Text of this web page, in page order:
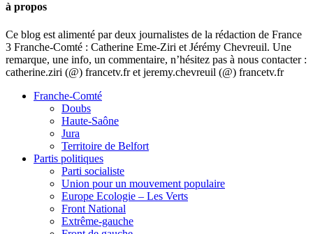
à propos
Ce blog est alimenté par deux journalistes de la rédaction de France
3 Franche-Comté : Catherine Eme-Ziri et Jérémy Chevreuil. Une
remarque, une info, un commentaire, n’hésitez pas à nous contacter :
catherine.ziri (@) francetv.fr et jeremy.chevreuil (@) francetv.fr
Franche-Comté
Doubs
Haute-Saône
Jura
Territoire de Belfort
Partis politiques
Parti socialiste
Union pour un mouvement populaire
Europe Ecologie – Les Verts
Front National
Extrême-gauche